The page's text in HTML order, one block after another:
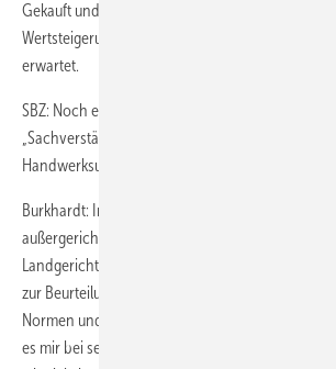
Gekauft und installiert wird dann durch den
Wertsteigerung seiner Immobilie durch die
erwartet.
SBZ: Noch eine Abschlussfrage: Auf Ihrer
„Sachverständiger für Haustechnik“. Kommen Sie
Handwerksunternehmer überhaupt noch dazu?
Burkhardt: Im Rahmen des zeitlich Möglichen
außergerichtliche Gutachten und unter anderem
Landgericht Stuttgart. Mein Ziel dabei ist, dass ich
zur Beurteilung vorgelegt werden, lerne und dass
Normen und Vorschriften. Als Neben­effekt für
es mir bei sehr anspruchsvollen Kunden wie